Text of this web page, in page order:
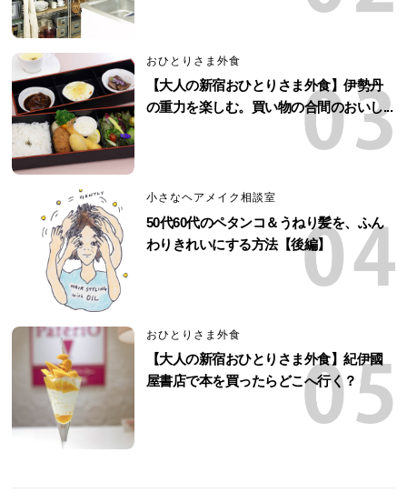
おひとりさま外食
【大人の新宿おひとりさま外食】伊勢丹
の重力を楽しむ。買い物の合間のおいし...
小さなヘアメイク相談室
50代60代のペタンコ＆うねり髪を、ふん
わりきれいにする方法【後編】
おひとりさま外食
【大人の新宿おひとりさま外食】紀伊國
屋書店で本を買ったらどこへ行く？